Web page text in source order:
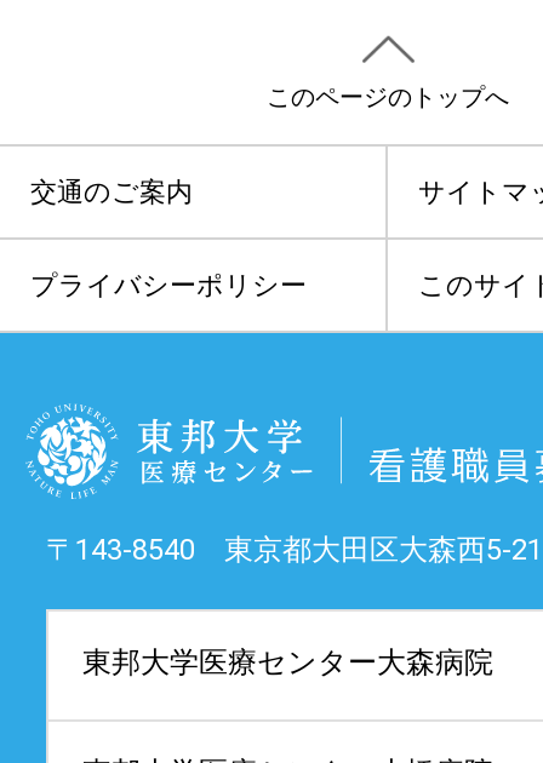
このページのトップへ
交通のご案内 サイトマ
プライバシーポリシー このサイ
〒143-8540 東京都大田区大森西5-
東邦大学医療センター大森病院